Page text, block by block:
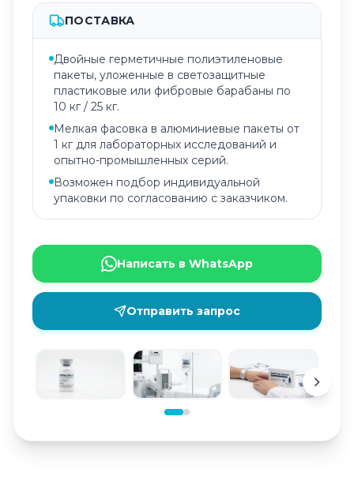
ПОСТАВКА
Двойные герметичные полиэтиленовые
пакеты, уложенные в светозащитные
пластиковые или фибровые барабаны по
10 кг / 25 кг.
Мелкая фасовка в алюминиевые пакеты от
1 кг для лабораторных исследований и
опытно-промышленных серий.
Возможен подбор индивидуальной
упаковки по согласованию с заказчиком.
Написать в WhatsApp
Отправить запрос